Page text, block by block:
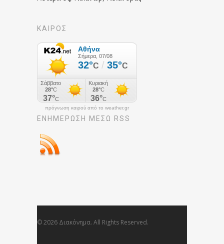
ΚΑΙΡΟΣ
πρόγνωση καιρού από το weather.gr
ΕΝΗΜΈΡΩΣΉ ΜΕΣΩ RSS
© 2026 Διακόνημα. All Rights Reserved.